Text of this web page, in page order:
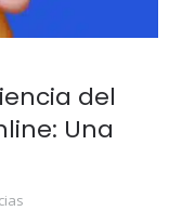
del
Una